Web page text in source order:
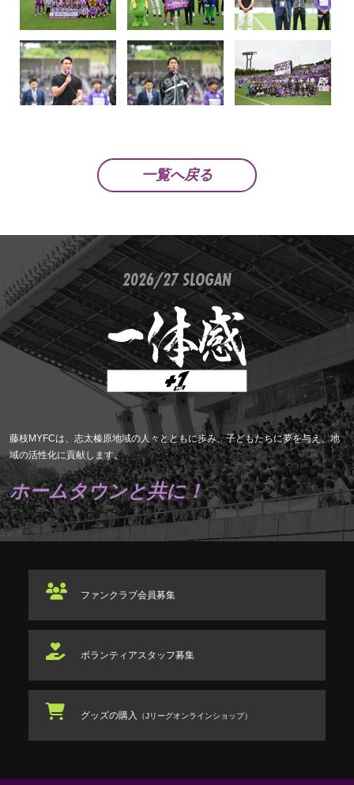
一覧へ戻る
2026/27 SLOGAN
藤枝MYFCは、志太榛原地域の人々とともに歩み、子どもたちに夢を与え、地
域の活性化に貢献します。
ホームタウンと共に！
ファンクラブ会員募集
ボランティアスタッフ募集
グッズの購入 （Jリーグオンラインショップ）